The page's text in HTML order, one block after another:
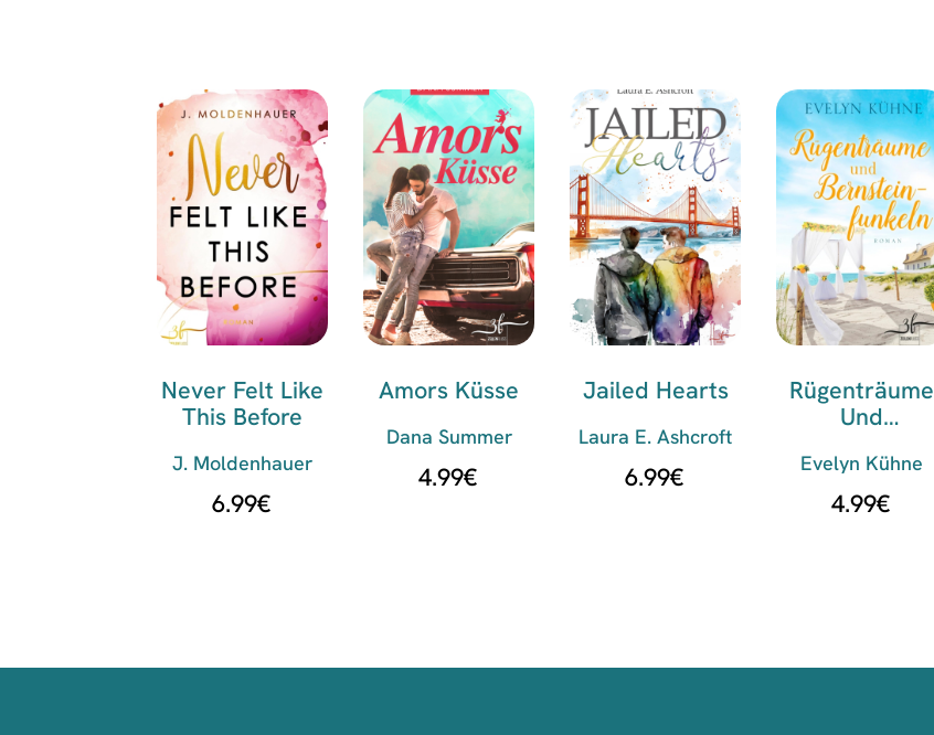
Never Felt Like
This Before
J. Moldenhauer
6.99€
Amors Küsse
Dana Summer
4.99€
Jailed Hearts
Laura E. Ashcroft
6.99€
Rügenträume
Und
N
Evelyn Kühne
4.99€